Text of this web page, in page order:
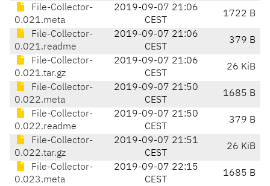
File-Collector-
0.021.meta
2019-09-07 21:06
CEST
1722 B
File-Collector-
0.021.readme
2019-09-07 21:06
CEST
379 B
File-Collector-
0.021.tar.gz
2019-09-07 21:06
CEST
26 KiB
File-Collector-
0.022.meta
2019-09-07 21:50
CEST
1685 B
File-Collector-
0.022.readme
2019-09-07 21:50
CEST
379 B
File-Collector-
0.022.tar.gz
2019-09-07 21:51
CEST
26 KiB
File-Collector-
0.023.meta
2019-09-07 22:15
CEST
1685 B